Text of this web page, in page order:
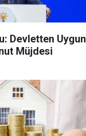
Devletten Uygun
Müjdesi